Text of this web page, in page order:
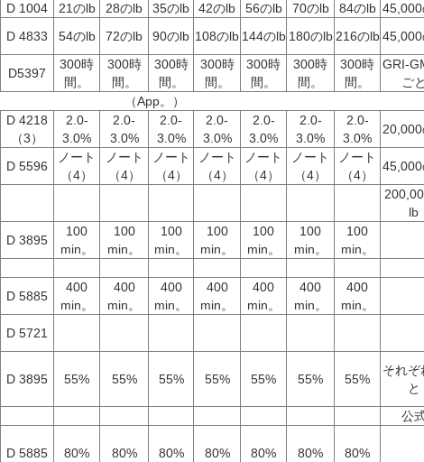
D 1004 21のlb 28のlb 35のlb 42のlb 56のlb 70のlb 84のlb
D 4833 54のlb 72のlb 90のlb 108のlb 144のlb 180のlb 216のlb
D5397
300時
間。
300時
間。
300時
間。
300時
間。
300時
間。
300時
間。
300時
間。
GRI-
ごと
（App。）
D 4218
（3）
2.0-
3.0%
2.0-
3.0%
2.0-
3.0%
2.0-
3.0%
2.0-
3.0%
2.0-
3.0%
2.0-
3.0%
D 5596
ノート
（4）
ノート
（4）
ノート
（4）
ノート
（4）
ノート
（4）
ノート
（4）
ノート
（4）
lb
D 3895
100
min。
100
min。
100
min。
100
min。
100
min。
100
min。
100
min。
D 5885
400
min。
400
min。
400
min。
400
min。
400
min。
400
min。
400
min。
D 5721
D 3895 55% 55% 55% 55% 55% 55% 55%
それぞ
と
公
D 5885 80% 80% 80% 80% 80% 80% 80%